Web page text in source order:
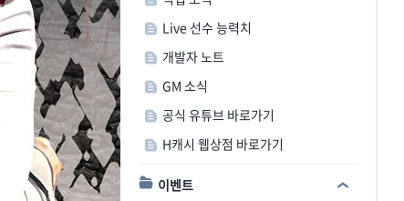
Live 선수 능력치
개발자 노트
GM 소식
공식 유튜브 바로가기
H캐시 웹상점 바로가기
이벤트